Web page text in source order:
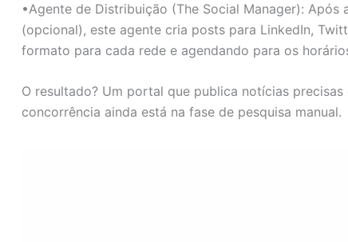
•Agente de Distribuição (The Social Manager): Após
(opcional), este agente cria posts para LinkedIn,
formato para cada rede e agendando para os
O resultado? Um portal que publica notícias precisas
concorrência ainda está na fase de pesquisa manual.